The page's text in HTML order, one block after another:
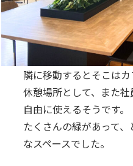
隣に移動するとそこはカ
休憩場所として、また社
自由に使えるそうです。
たくさんの緑があって
なスペースでした。